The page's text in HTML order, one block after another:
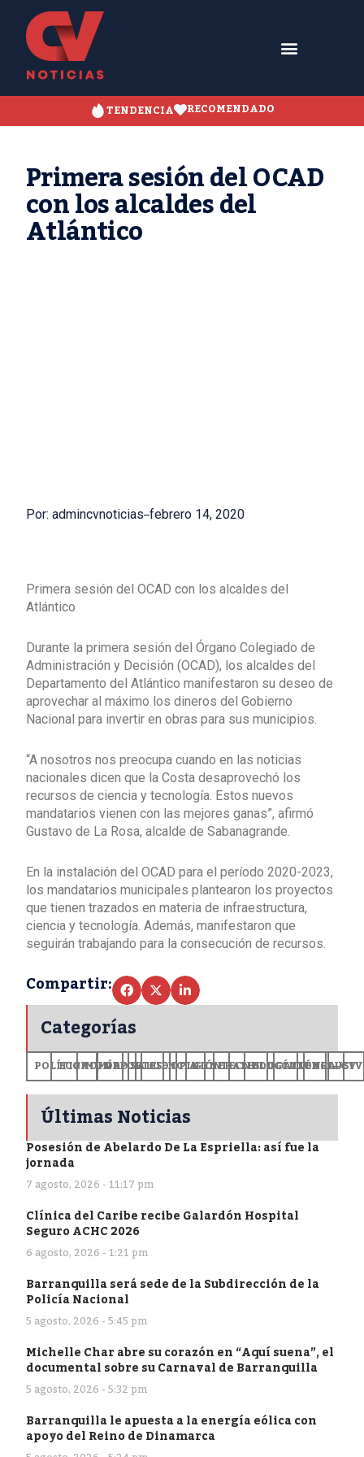
TENDENCIA RECOMENDADO
Primera sesión del OCAD
con los alcaldes del
Atlántico
Por: admincvnoticias febrero 14, 2020
Primera sesión del OCAD con los alcaldes del
Atlántico
Durante la primera sesión del Órgano Colegiado de
Administración y Decisión (OCAD), los alcaldes del
Departamento del Atlántico manifestaron su deseo de
aprovechar al máximo los dineros del Gobierno
Nacional para invertir en obras para sus municipios.
“A nosotros nos preocupa cuando en las noticias
nacionales dicen que la Costa desaprovechó los
recursos de ciencia y tecnología. Estos nuevos
mandatarios vienen con las mejores ganas”, afirmó
Gustavo de La Rosa, alcalde de Sabanagrande.
En la instalación del OCAD para el período 2020-2023,
los mandatarios municipales plantearon los proyectos
que tienen trazados en materia de infraestructura,
ciencia y tecnología. Además, manifestaron que
seguirán trabajando para la consecución de recursos.
Compartir:
Categorías
POLÍTICA
ECONOMÍA
MUNDODEPORTES
SALUDCIENCIA
OPINIÓN
GENERALES
TECNOLOGÍA
EDUCACIÓN
CULTURA+CV
Últimas Noticias
Posesión de Abelardo De La Espriella: así fue la
jornada
7 agosto, 2026 - 11:17 pm
Clínica del Caribe recibe Galardón Hospital
Seguro ACHC 2026
6 agosto, 2026 - 1:21 pm
Barranquilla será sede de la Subdirección de la
Policía Nacional
5 agosto, 2026 - 5:45 pm
Michelle Char abre su corazón en “Aquí suena”, el
documental sobre su Carnaval de Barranquilla
5 agosto, 2026 - 5:32 pm
Barranquilla le apuesta a la energía eólica con
apoyo del Reino de Dinamarca